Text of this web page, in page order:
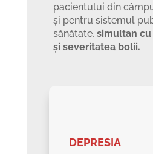
pacientului din
și pentru sistemul
sănătate, simultan
și severitatea bolii.
DEPRESIA